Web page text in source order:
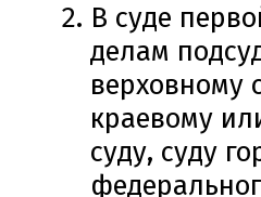
В суде
делам
верховному
краевому
суду, суду